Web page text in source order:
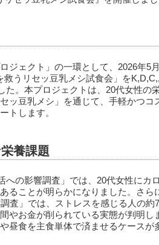
ジェクト」の一環として、2026年5
うリセッ豆乳メシ試食会」を
た。本プロジェクトは、20代女性の
ッ豆乳メシ」を通じて、手軽かつコ
トします。
養課題
への影響調査」では、20代女性にカ
ることが明らかになりました。さら
査」では、ストレスを感じる人の約
やお金が削られている実態が判明し
昼食を主食単体で済ませるケースが